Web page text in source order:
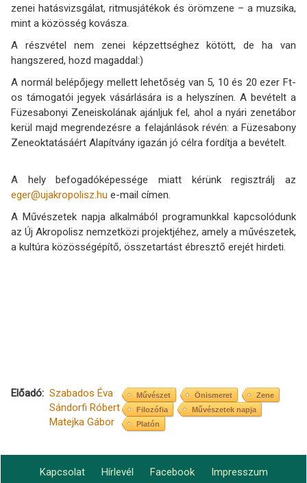
zenei hatásvizsgálat, ritmusjátékok és örömzene – a muzsika,
mint a közösség kovásza.
A részvétel nem zenei képzettséghez kötött, de ha van
hangszered, hozd magaddal:)
A normál belépőjegy mellett lehetőség van 5, 10 és 20 ezer Ft-
os támogatói jegyek vásárlására is a helyszínen. A bevételt a
Füzesabonyi Zeneiskolának ajánljuk fel, ahol a nyári zenetábor
kerül majd megrendezésre a felajánlások révén: a Füzesabony
Zeneoktatásáért Alapítvány igazán jó célra fordítja a bevételt.
A hely befogadóképessége miatt kérünk regisztrálj az
eger@ujakropolisz.hu e-mail címen.
A Művészetek napja alkalmából programunkkal kapcsolódunk
az Új Akropolisz nemzetközi projektjéhez, amely a művészetek,
a kultúra közösségépítő, összetartást ébresztő erejét hirdeti.
Előadó
Szabados Éva
Sándorfi Róbert
Matejka Gábor
Művészet Önismeret
Zene
Filozófia
Művészetek napja
Platón
Kapcsolat Hírlevél Facebook Impresszum